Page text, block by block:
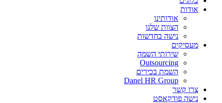
אודות
אודותינו
הצוות שלנו
נישה בחדשות
מעסיקים
שירותי השמה
Outsourcing
השמת בכירים
Danel HR Group
צרו קשר
נישה פודקאסט